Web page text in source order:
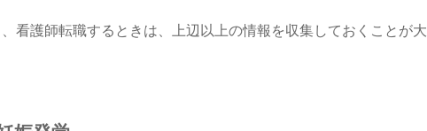
看護師転職するときは、上辺以上の情報を収集しておくことが大